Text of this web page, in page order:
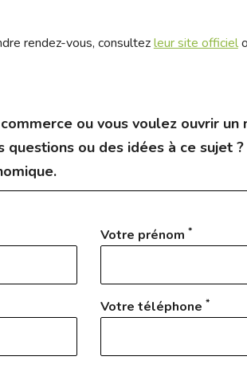
rendez-vous, consultezleur site officiel
ou vous voulez ouvrir un
questions ou des idées à ce sujet
Votre prénom *
Votre téléphone *